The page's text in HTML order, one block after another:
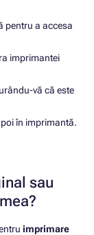
pentru a accesa
imprimantei
vă că este
în imprimantă.
sau
imprimare